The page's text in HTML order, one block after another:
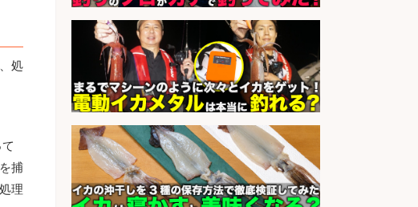
処
捕
理
コンビニ/広島県/調理なし・軽作業
スタート お魚のパック詰め 品出し/
週4日から勤務OK/希望休が取得で
きる
sponsored by 求人ボックス
梱包・仕分け・検品/経験者時給